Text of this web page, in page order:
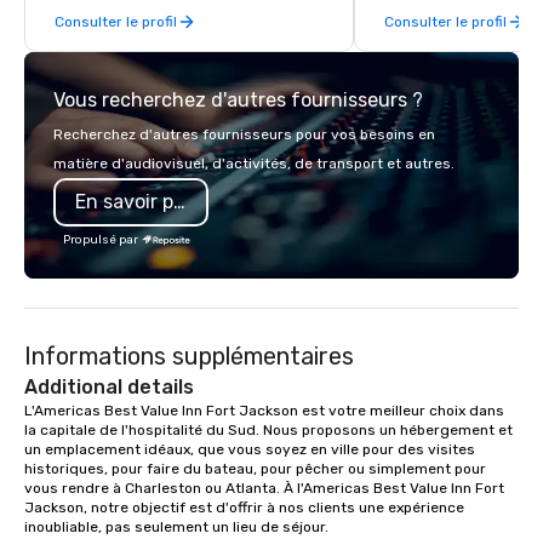
Consulter le profil
our team thrives on
challenges and is
engagement
experiences, and
moments. Whether
brings a fresh,
unforgettable
Consulter le profil
Vous recherchez d'autres fournisseurs ?
Recherchez d'autres fournisseurs pour vos besoins en
matière d'audiovisuel, d'activités, de transport et autres.
En savoir plus
Propulsé par
Informations supplémentaires
Additional details
L'Americas Best Value Inn Fort Jackson est votre meilleur choix dans
la capitale de l'hospitalité du Sud. Nous proposons un hébergement et
un emplacement idéaux, que vous soyez en ville pour des visites
historiques, pour faire du bateau, pour pêcher ou simplement pour
vous rendre à Charleston ou Atlanta. À l'Americas Best Value Inn Fort
Jackson, notre objectif est d'offrir à nos clients une expérience
inoubliable, pas seulement un lieu de séjour.